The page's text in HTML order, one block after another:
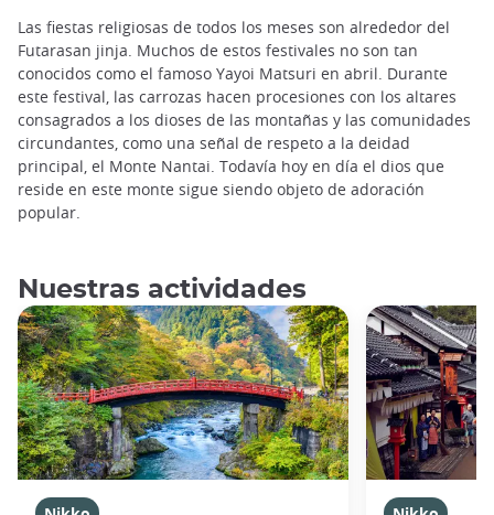
Las fiestas religiosas de todos los meses son alrededor del
Futarasan jinja. Muchos de estos festivales no son tan
conocidos como el famoso Yayoi Matsuri en abril. Durante
este festival, las carrozas hacen procesiones con los altares
consagrados a los dioses de las montañas y las comunidades
circundantes, como una señal de respeto a la deidad
principal, el Monte Nantai. Todavía hoy en día el dios que
reside en este monte sigue siendo objeto de adoración
popular.
Nuestras actividades